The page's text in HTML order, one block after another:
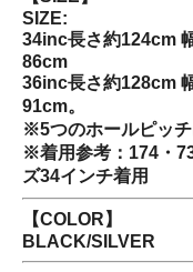
SIZE:
34inc長さ約124cm
86cm
36inc長さ約128cm
91cm。
※5つのホールピッ
※着用参考：174・
ズ34インチ着用
【COLOR】
BLACK/SILVER